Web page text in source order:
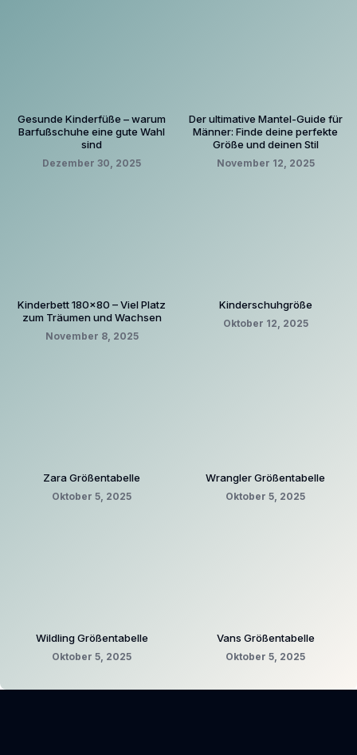
Gesunde Kinderfüße – warum
Barfußschuhe eine gute Wahl
sind
Dezember 30, 2025
Der ultimative Mantel-Guide für
Männer: Finde deine perfekte
Größe und deinen Stil
November 12, 2025
Kinderbett 180×80 – Viel Platz
zum Träumen und Wachsen
November 8, 2025
Kinderschuhgröße
Oktober 12, 2025
Zara Größentabelle
Oktober 5, 2025
Wrangler Größentabelle
Oktober 5, 2025
Wildling Größentabelle
Oktober 5, 2025
Vans Größentabelle
Oktober 5, 2025